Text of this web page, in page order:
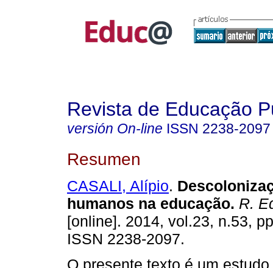
Revista de Educação
versión On-line ISSN 2238-2097
Resumen
CASALI, Alípio.
humanos na educação. R.
[online]. 2014, vol.23, n.53,
ISSN 2238-2097.
O presente texto é um